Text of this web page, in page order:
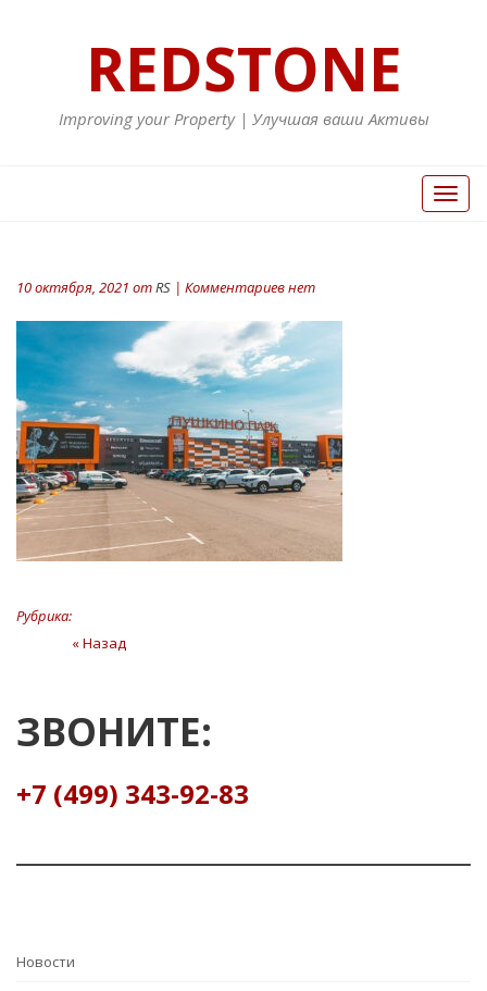
REDSTONE
Improving your Property | Улучшая ваши Активы
Вкл/
Выкл
10 октября, 2021 отRS | Комментариев нет
Рубрика:
Навигация
записям
« Назад
ЗВОНИТЕ:
+7 (499) 343-92-83
Hовости